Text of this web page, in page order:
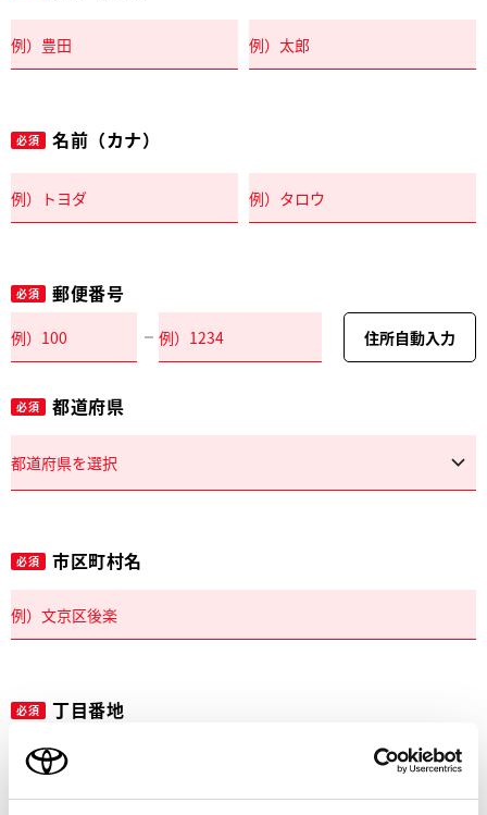
必須 名前（カナ）
必須 郵便番号
住所自動入力
必須 都道府県
必須 市区町村名
必須 丁目番地